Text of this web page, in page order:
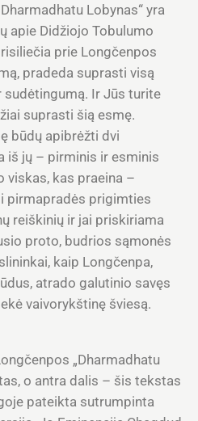
Lobynas“ yra
apie Didžiojo Tobulumo
prie Longčenpos
pradeda suprasti visą
sudėtingumą. Ir Jūs turite
suprasti šią esmę.
būdų apibrėžti dvi
iš jų – pirminis ir esminis
viskas, kas praeina –
pirmapradės prigimties
reiškinių ir jai priskiriama
proto, budrios sąmonės
kaip Longčenpa,
atrado galutinio savęs
vaivorykštinę šviesą.
„Dharmadhatu
o antra dalis – šis tekstas
pateikta sutrumpinta